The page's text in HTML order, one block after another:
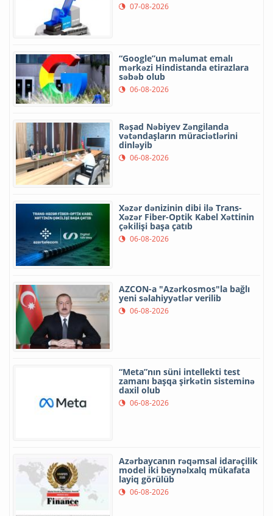
07-08-2026
“Google”un məlumat emalı
mərkəzi Hindistanda etirazlara
səbəb olub
06-08-2026
Rəşad Nəbiyev Zəngilanda
vətəndaşların müraciətlərini
dinləyib
06-08-2026
Xəzər dənizinin dibi ilə Trans-
Xəzər Fiber-Optik Kabel Xəttinin
çəkilişi başa çatıb
06-08-2026
AZCON-a "Azərkosmos"la bağlı
yeni səlahiyyətlər verilib
06-08-2026
“Meta”nın süni intellekti test
zamanı başqa şirkətin sisteminə
daxil olub
06-08-2026
Azərbaycanın rəqəmsal idarəçilik
model iki beynəlxalq mükafata
layiq görülüb
06-08-2026